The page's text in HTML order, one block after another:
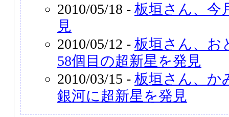
2010/05/18 - 板垣さん、今
見
2010/05/12 - 板垣さん、お
58個目の超新星を発見
2010/03/15 - 板垣さん、か
銀河に超新星を発見